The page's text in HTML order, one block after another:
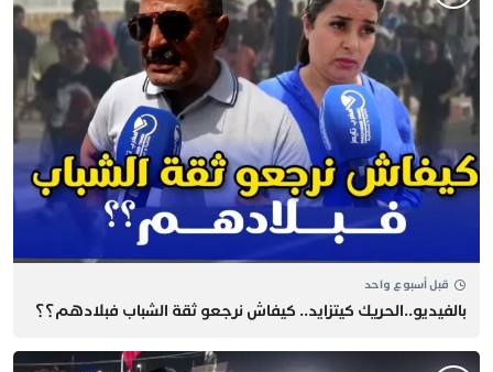
قبل أسبوع واحد
بالفيديو..الحريك كيتزايد.. كيفاش نرجعو ثقة الشباب فبلادهم؟؟